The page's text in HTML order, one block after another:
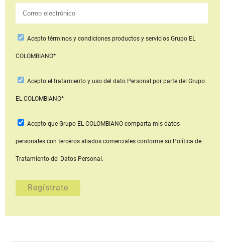
Aceptotérminos y condiciones productos y serviciosGrupo EL
COLOMBIANO*
Acepto el tratamiento y uso del dato Personal por parte del Grupo
EL COLOMBIANO*
Acepto que Grupo EL COLOMBIANOcomparta mis datos
personales con terceros aliados comerciales conforme su Política de
Tratamiento del Datos Personal.